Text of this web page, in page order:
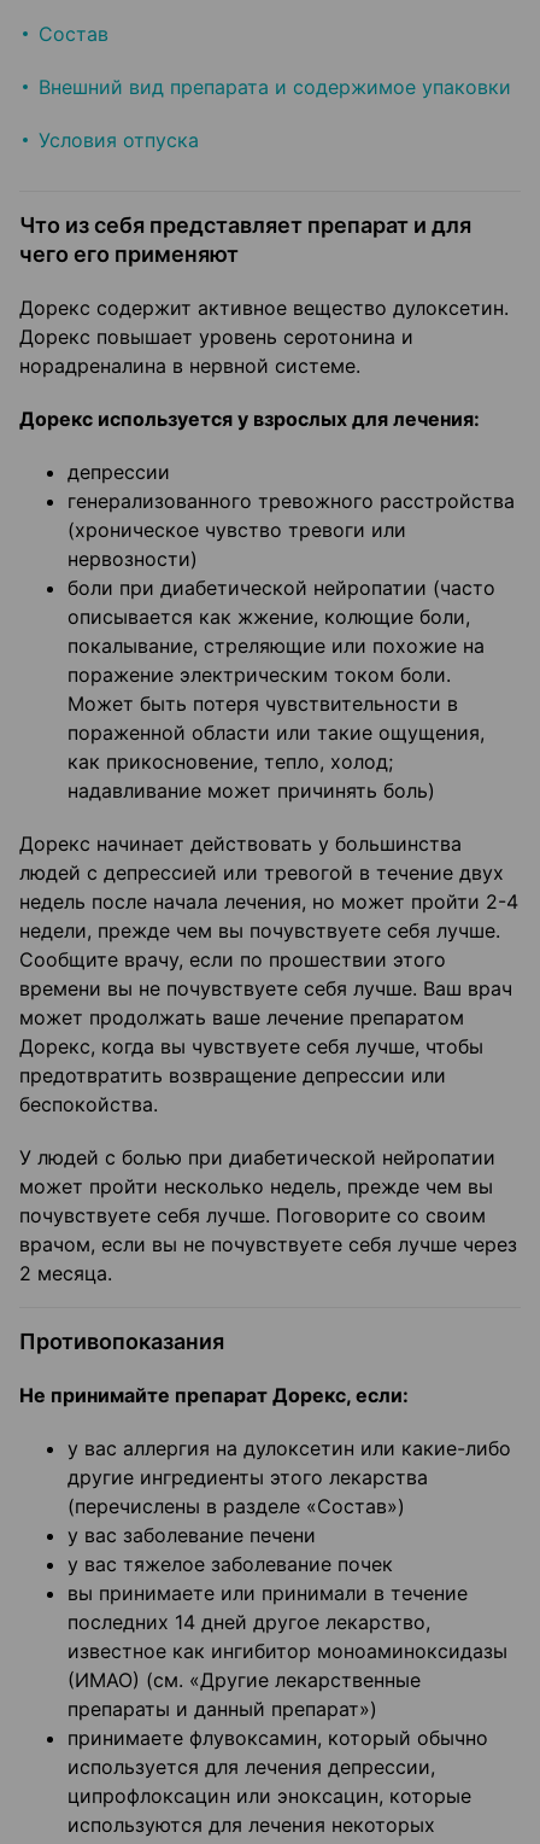
Состав
Внешний вид препарата и содержимое упаковки
Условия отпуска
Что из себя представляет препарат и для
чего его применяют
Дорекс содержит активное вещество дулоксетин.
Дорекс повышает уровень серотонина и
норадреналина в нервной системе.
Дорекс используется у взрослых для лечения:
депрессии
генерализованного тревожного расстройства
(хроническое чувство тревоги или
нервозности)
боли при диабетической нейропатии (часто
описывается как жжение, колющие боли,
покалывание, стреляющие или похожие на
поражение электрическим током боли.
Может быть потеря чувствительности в
пораженной области или такие ощущения,
как прикосновение, тепло, холод;
надавливание может причинять боль)
Дорекс начинает действовать у большинства
людей с депрессией или тревогой в течение двух
недель после начала лечения, но может пройти 2-4
недели, прежде чем вы почувствуете себя лучше.
Сообщите врачу, если по прошествии этого
времени вы не почувствуете себя лучше. Ваш врач
может продолжать ваше лечение препаратом
Дорекс, когда вы чувствуете себя лучше, чтобы
предотвратить возвращение депрессии или
беспокойства.
У людей с болью при диабетической нейропатии
может пройти несколько недель, прежде чем вы
почувствуете себя лучше. Поговорите со своим
врачом, если вы не почувствуете себя лучше через
2 месяца.
Противопоказания
Не принимайте препарат Дорекс, если:
у вас аллергия на дулоксетин или какие-либо
другие ингредиенты этого лекарства
(перечислены в разделе «Состав»)
у вас заболевание печени
у вас тяжелое заболевание почек
вы принимаете или принимали в течение
последних 14 дней другое лекарство,
известное как ингибитор моноаминоксидазы
(ИМАО) (см. «Другие лекарственные
препараты и данный препарат»)
принимаете флувоксамин, который обычно
используется для лечения депрессии,
ципрофлоксацин или эноксацин, которые
используются для лечения некоторых